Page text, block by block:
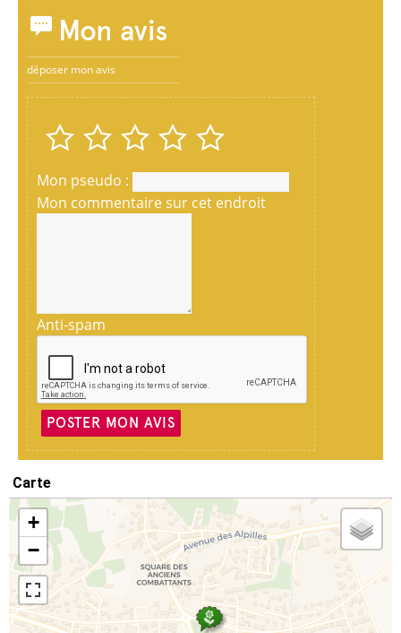
Mon avis
déposer mon avis
Mon pseudo :
Mon commentaire sur cet endroit
Anti-spam
POSTER MON AVIS
Carte
+
−